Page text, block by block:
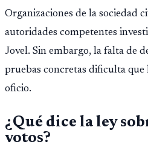
ilícita, terrorismo y sedición.
Organizaciones de la sociedad
autoridades competentes
Jovel. Sin embargo, la falta de
pruebas concretas dificulta que
oficio.
¿Qué dice la ley
votos?